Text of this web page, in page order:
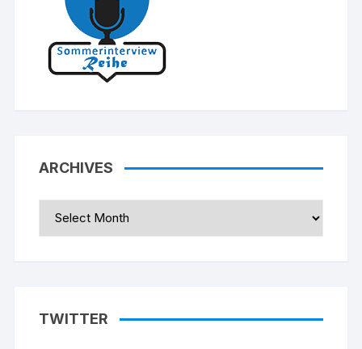
ARCHIVES
TWITTER